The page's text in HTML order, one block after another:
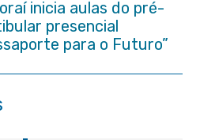
inicia aulas do pré-
presencial
para o Futuro”